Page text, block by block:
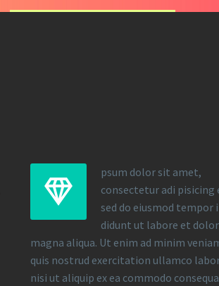


psum dolor sit amet,
consectetur adi pisicing
sed do eiusmod tempor
didunt ut labore et
magna aliqua. Ut enim ad minim
quis nostrud exercitation ullamco
nisi ut aliquip ex ea commodo